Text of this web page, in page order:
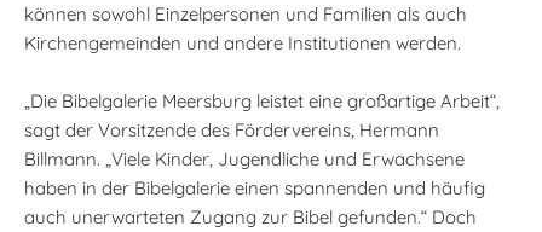
können sowohl Einzelpersonen und Familien als auch
Kirchengemeinden und andere Institutionen werden.
„Die Bibelgalerie Meersburg leistet eine großartige Arbeit“,
sagt der Vorsitzende des Fördervereins, Hermann
Billmann. „Viele Kinder, Jugendliche und Erwachsene
haben in der Bibelgalerie einen spannenden und häufig
auch unerwarteten Zugang zur Bibel gefunden.“ Doch